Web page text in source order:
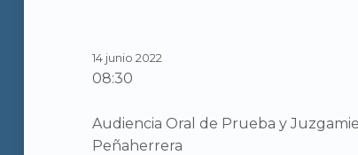
14 junio 2022
08:30
Audiencia Oral de Prueba y
Peñaherrera